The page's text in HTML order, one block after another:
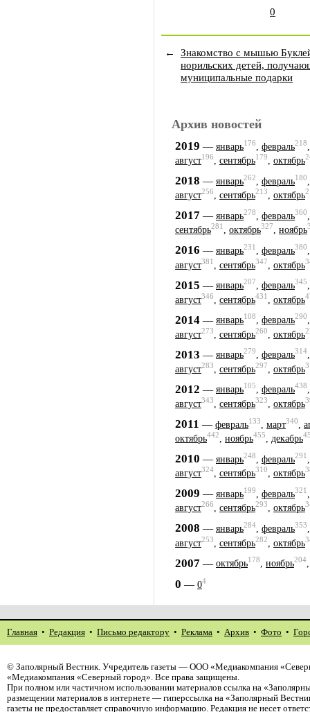
0
←
Знакомство с мышью
норильских детей,
муниципальные подарки
Архив новостей
2019 — январь176 февраль218
август196, сентябрь179, октябрь
2018 — январь262 февраль180
август256, сентябрь213, октябрь
2017 — январь278 февраль360
сентябрь281, октябрь327, ноябрь
2016 — январь231 февраль380
август381 сентябрь347 октябрь
2015 — январь207, февраль345
август346 сентябрь431 октябрь
2014 — январь108, февраль290
август273 сентябрь260 октябрь
2013 — январь279, февраль314
август283 сентябрь297 октябрь
2012 — январь105, февраль438
август343, сентябрь323, октябрь
2011 — февраль133 март340
октябрь442, ноябрь455, декабрь
2010 — январь248 февраль291
август324, сентябрь310, октябрь
2009 — январь199 февраль321
август266, сентябрь293, октябрь
2008 — январь284 февраль353
август253 сентябрь282 октябрь
2007 — октябрь178, ноябрь204
0 — 04
Главная • Редакция • Письмо редактору • Реклама • Архив • Фото •
© Заполярный Вестник. Учредитель газеты — ООО «Медиакомпания
«Медиакомпания «Северный город». Все права защищены.
При полном или частичном использовании материалов ссылка на
размещении материалов в интернете — гиперссылка на «Заполярный
газеты не предоставляет справочную информацию. Редакция не несет